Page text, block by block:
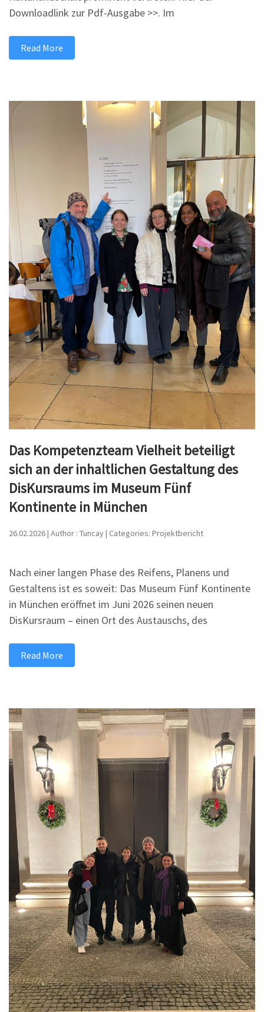
Downloadlink zur Pdf-Ausgabe >>. Im
Read More
Das Kompetenzteam Vielheit beteiligt
sich an der inhaltlichen Gestaltung des
DisKursraums im Museum Fünf
Kontinente in München
26.02.2026 | Author : Tuncay | Categories: Projektbericht
Nach einer langen Phase des Reifens, Planens und
Gestaltens ist es soweit: Das Museum Fünf Kontinente
in München eröffnet im Juni 2026 seinen neuen
DisKursraum – einen Ort des Austauschs, des
Read More